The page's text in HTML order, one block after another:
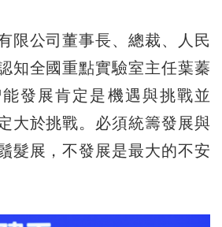
公司董事長、總裁、人民
知全國重點實驗室主任葉蓁
發展肯定是機遇與挑戰並
大於挑戰。必須統籌發展與
髮展，不發展是最大的不安